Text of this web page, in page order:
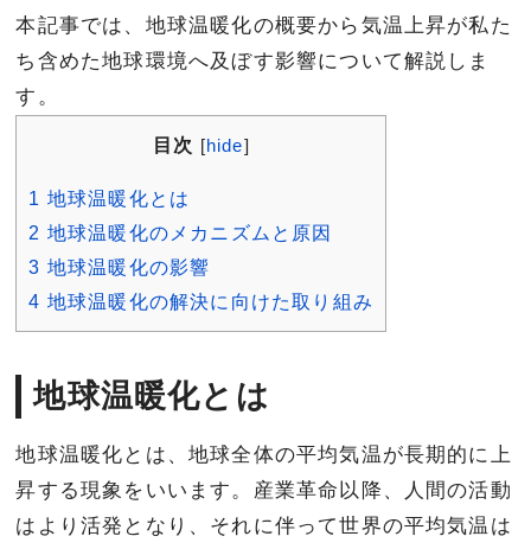
本記事では、地球温暖化の概要から気温上昇が私た
ち含めた地球環境へ及ぼす影響について解説しま
す。
目次 [hide]
1 地球温暖化とは
2 地球温暖化のメカニズムと原因
3 地球温暖化の影響
4 地球温暖化の解決に向けた取り組み
地球温暖化とは
地球温暖化とは、地球全体の平均気温が長期的に上
昇する現象をいいます。産業革命以降、人間の活動
はより活発となり、それに伴って世界の平均気温は